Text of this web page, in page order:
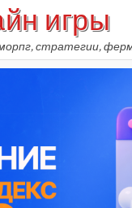
игры
стратегии,